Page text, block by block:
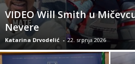
VIDEO Will Smith u
Nevere
Katarina Drvodelić - 22. srpnja 2026